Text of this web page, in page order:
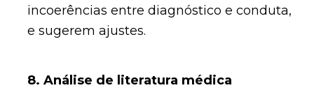
incoerências entre diagnóstico e conduta,
e sugerem ajustes.
8. Análise de literatura médica